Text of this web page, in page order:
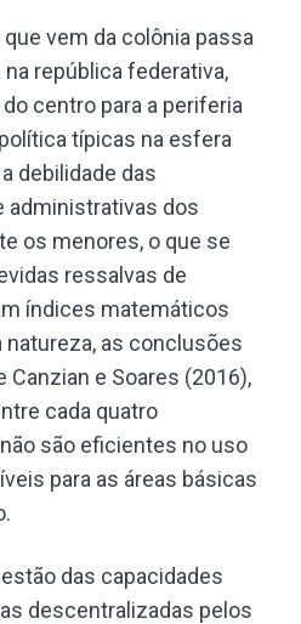
vem da colônia passa
república federativa,
centro para a periferia
típicas na esfera
debilidade das
administrativas dos
os menores, o que se
ressalvas de
índices matemáticos
as conclusões
e Soares (2016),
cada quatro
são eficientes no uso
para as áreas básicas
das capacidades
descentralizadas pelos